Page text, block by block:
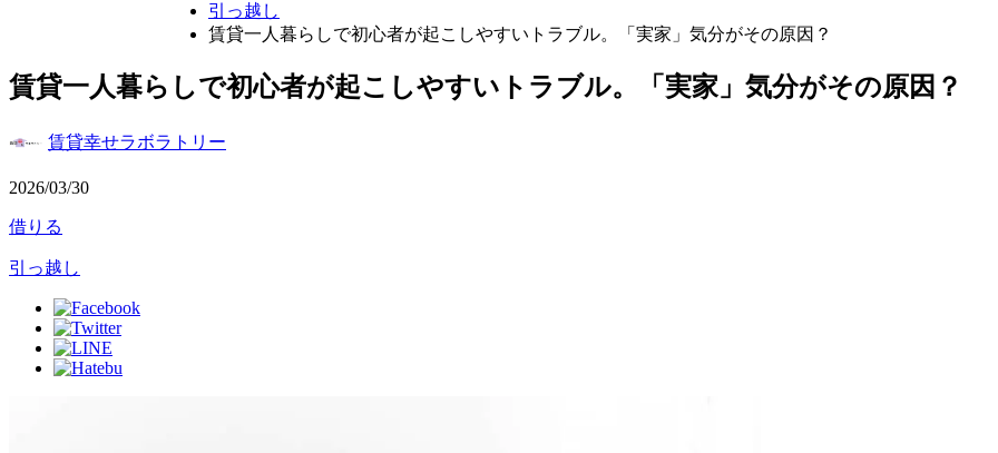
引っ越し
賃貸一人暮らしで初心者が起こしやすいトラブル。「実家」気分がその原因？
賃貸一人暮らしで初心者が起こしやすいトラブル。「実家」気分がその原因？
賃貸幸せラボラトリー
2026/03/30
借りる
引っ越し